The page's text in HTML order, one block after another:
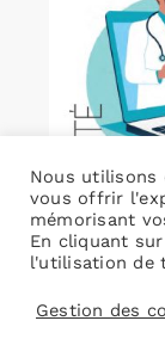
Nous utilisons
vous offrir
mémorisant
En cliquant
l'utilisation de
Gestion des